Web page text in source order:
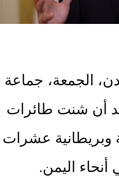
الجمعة، جماعة
أن شنت طائرات
وبريطانية عشرات
اليمن.